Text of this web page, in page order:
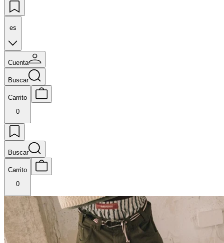
es
Cuenta
Buscar
Carrito
0
Buscar
Carrito
0